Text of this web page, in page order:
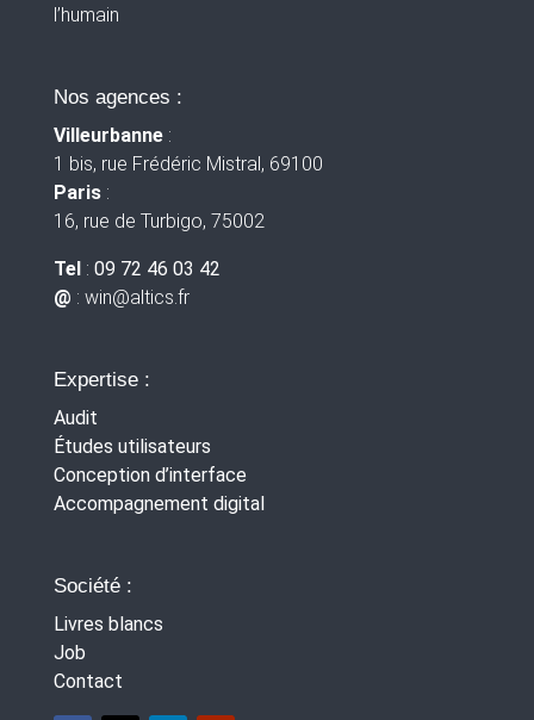
l’humain
Nos agences :
Villeurbanne :
1 bis, rue Frédéric Mistral, 69100
Paris:
16, rue de Turbigo, 75002
Tel : 09 72 46 03 42
@ : win@altics.fr
Expertise :
Audit
Études utilisateurs
Conception d’interface
Accompagnement digital
Société :
Livres blancs
Job
Contact